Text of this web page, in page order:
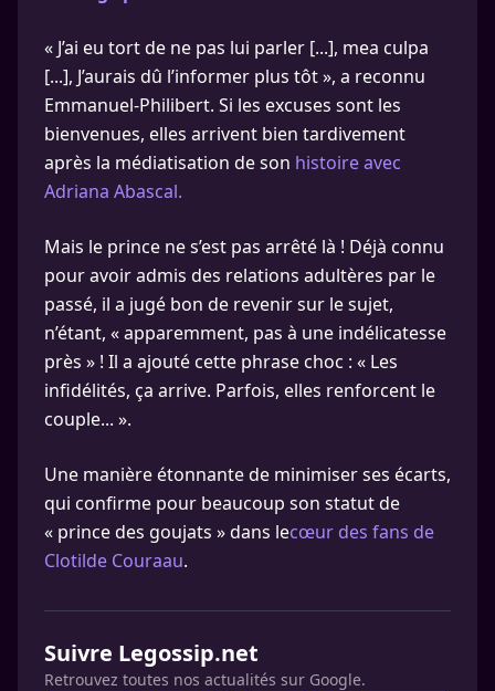
« J’ai eu tort de ne pas lui parler [...], mea culpa
[...], J’aurais dû l’informer plus tôt », a reconnu
Emmanuel-Philibert. Si les excuses sont les
bienvenues, elles arrivent bien tardivement
après la médiatisation de son histoire avec
Adriana Abascal.
Mais le prince ne s’est pas arrêté là ! Déjà connu
pour avoir admis des relations adultères par le
passé, il a jugé bon de revenir sur le sujet,
n’étant, « apparemment, pas à une indélicatesse
près » ! Il a ajouté cette phrase choc : « Les
infidélités, ça arrive. Parfois, elles renforcent le
couple... ».
Une manière étonnante de minimiser ses écarts,
qui confirme pour beaucoup son statut de
« prince des goujats » dans lecœur des fans de
Clotilde Couraau.
Suivre Legossip.net
Retrouvez toutes nos actualités sur Google.